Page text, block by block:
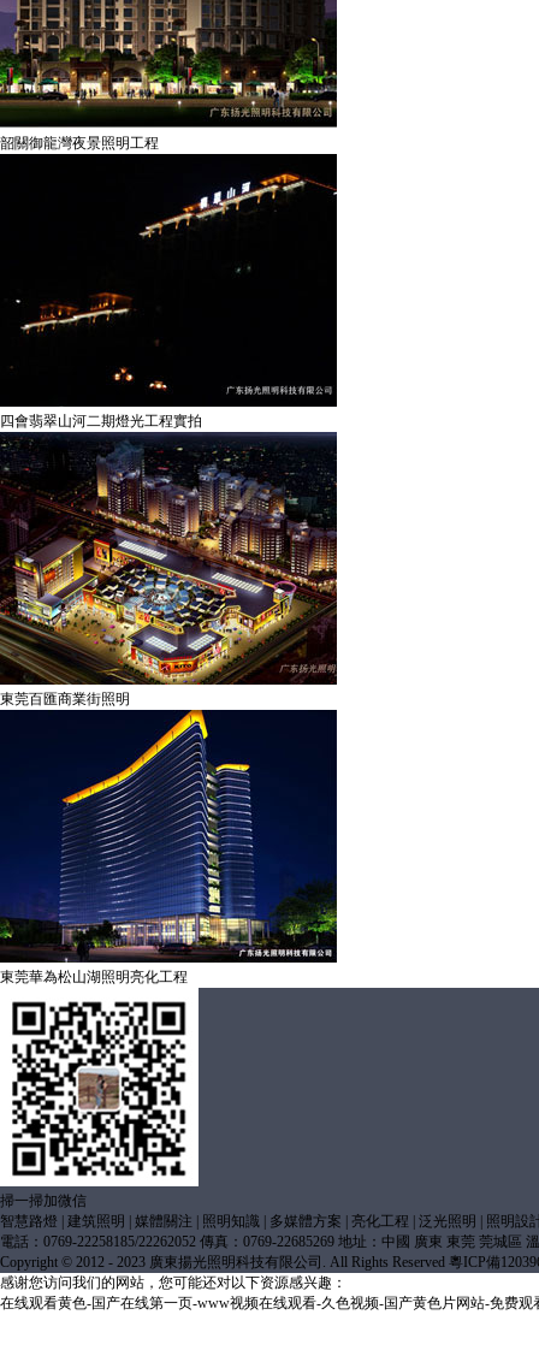
韶關御龍灣夜景照明工程
四會翡翠山河二期燈光工程實拍
東莞百匯商業街照明
東莞華為松山湖照明亮化工程
掃一掃加微信
智慧路燈
建筑照明 媒體關注 照明知識 多媒體方案 亮化工程 泛光照明
照明設
電話：0769-22258185/22262052 傳真：0769-22685269 地址：中國 廣東 東莞 莞城區
Copyright © 2012 - 2023 廣東揚光照明科技有限公司. All Rights Reserved 粵ICP備
感谢您访问我们的网站，您可能还对以下资源感兴趣：
在线观看黄色-国产在线第一页-www视频在线观看-久色视频-国产黄色片网站-免费